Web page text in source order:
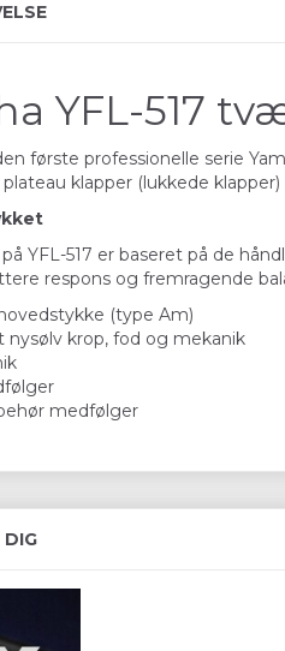
YFL-517
første professionelle serie
klapper (lukkede
YFL-517 er baseret på de
respons og fremragende
(type Am)
nysølv krop, fod og mekanik
medfølger
DIG